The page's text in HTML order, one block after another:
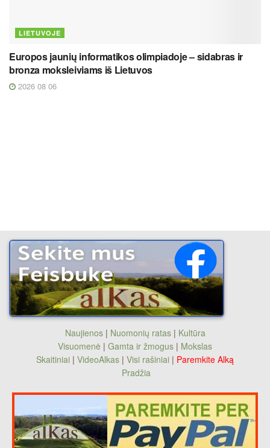
LIETUVOJE
Europos jaunių informatikos olimpiadoje – sidabras ir
bronza moksleiviams iš Lietuvos
2026 08 06
Naujienos| Nuomonių ratas| Kultūra
Visuomenė | Gamta ir žmogus | Mokslas
Skaitiniai | VideoAlkas | Visi rašiniai | Paremkite Alką
Pradžia